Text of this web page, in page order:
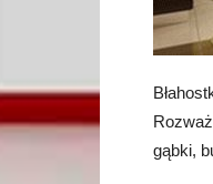
gąbki,